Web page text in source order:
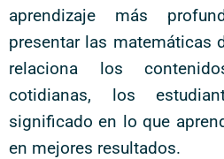
aprendizaje más
presentar las matemáticas
relaciona los
cotidianas, los
significado en lo que
en mejores resultados.